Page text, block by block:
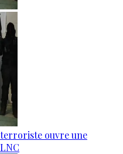
ouvre une